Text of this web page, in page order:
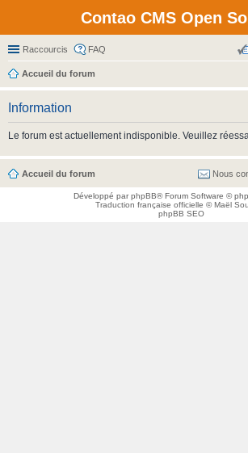
Contao CMS Open
Raccourcis FAQ
Accueil du forum
Information
Le forum est actuellement indisponible. Veuillez
Accueil du forum Nous
Développé parphpBB® Forum Software ©
Traduction française officielle ©Maël
phpBB SEO